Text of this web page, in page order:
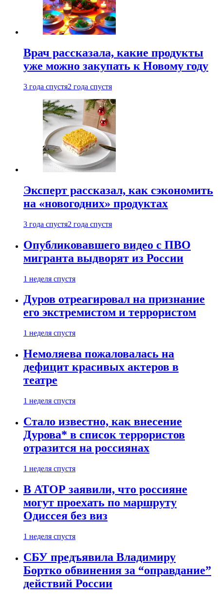
Врач рассказала, какие продукты
уже можно закупать к Новому году
3 года спустя2 года спустя
Эксперт рассказал, как сэкономить
на «новогодних» продуктах
3 года спустя2 года спустя
Опубликовавшего видео с ПВО
мигранта выдворят из России
1 неделя спустя
Дуров отреагировал на признание
его экстремистом и террористом
1 неделя спустя
Немоляева пожаловалась на
дефицит красивых актеров в
театре
1 неделя спустя
Стало известно, как внесение
Дурова* в список террористов
отразится на россиянах
1 неделя спустя
В АТОР заявили, что россияне
могут проехать по маршруту
Одиссея без виз
1 неделя спустя
СБУ предъявила Владимиру
Бортко обвинения за “оправдание”
действий России